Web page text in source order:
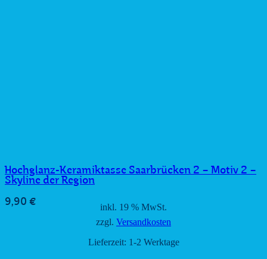
Hochglanz-Keramiktasse Saarbrücken 2 – Motiv 2 –
Skyline der Region
9,90 €
inkl. 19 % MwSt.
zzgl. Versandkosten
Lieferzeit: 1-2 Werktage